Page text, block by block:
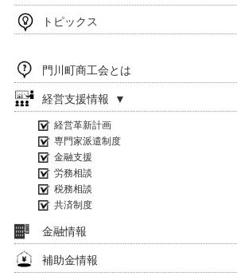
トピックス
門川町商工会とは
経営支援情報 ▼
経営革新計画
専門家派遣制度
金融支援
労務相談
税務相談
共済制度
金融情報
補助金情報